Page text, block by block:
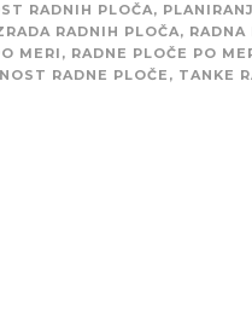
RADNIH PLOČA,
RADNIH PLOČA, RADNA
MERI , RADNE PLOČE PO
RADNE PLOČE , TANKE